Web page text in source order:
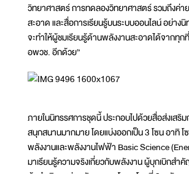
วิทยาศาสตร์ การทดลองวิทยาศาสตร์ รวมถึงค่า
สะอาด และสื่อการเรียนรู้บนระบบออนไลน์ อย่าง
จะทำให้ผู้ชมเรียนรู้ด้านพลังงานสะอาดได้จากทุก
อพวช. อีกด้วย”
ภายในนิทรรศการชุดนี้ ประกอบไปด้วยสื่อส่งเสริม
สนุกสนานมากมาย โดยแบ่งออกเป็น 3 โซน อาทิ
พลังงานและพลังงานไฟฟ้า Basic Science
มาเรียนรู้ความจริงเกี่ยวกับพลังงาน ผู้บุกเบิกสำ